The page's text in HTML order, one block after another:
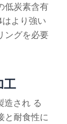
低炭素含有
より強い
ングを必要
工
造され る
と耐食性に